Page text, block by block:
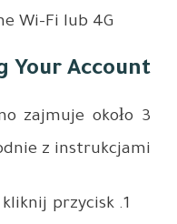
Wejdź na